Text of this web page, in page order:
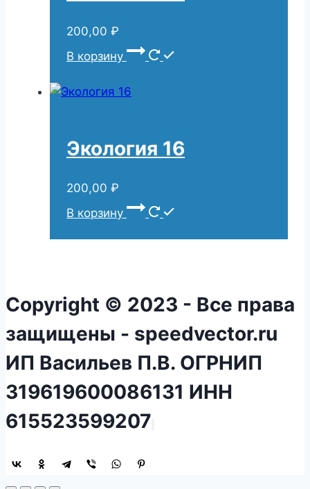
200,00 ₽
В корзину
Экология 16
200,00 ₽
В корзину
Copyright © 2023 - Все права
защищены - speedvector.ru
ИП Васильев П.В. ОГРНИП
319619600086131 ИНН
615523599207